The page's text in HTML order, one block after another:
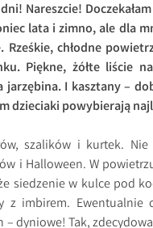
Nareszcie!
lata i zimno, ale dla
Rześkie, chłodne
Piękne, żółte liście
I kasztany –
dzieciaki powybierają
szalików i kurtek.
i Halloween. W
siedzenie w kulce pod
z imbirem. Ewentualnie
– dyniowe! Tak,